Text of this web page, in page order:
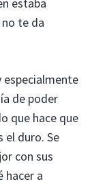
te da
especialmente
de poder
que hace que
el duro. Se
con sus
hacer a